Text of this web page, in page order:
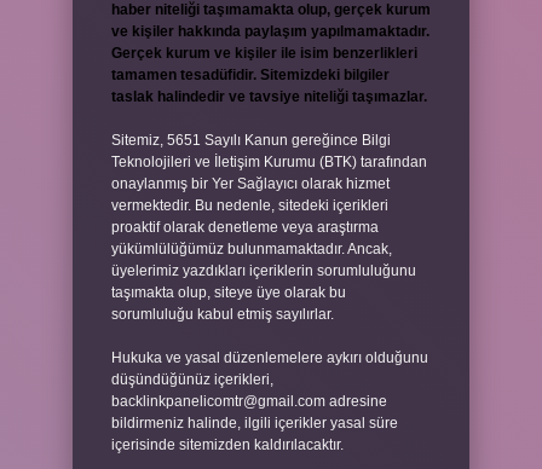
haber niteliği taşımamakta olup, gerçek kurum
ve kişiler hakkında paylaşım yapılmamaktadır.
Gerçek kurum ve kişiler ile isim benzerlikleri
tamamen tesadüfidir. Sitemizdeki bilgiler
taslak halindedir ve tavsiye niteliği taşımazlar.
Sitemiz, 5651 Sayılı Kanun gereğince Bilgi
Teknolojileri ve İletişim Kurumu (BTK) tarafından
onaylanmış bir Yer Sağlayıcı olarak hizmet
vermektedir. Bu nedenle, sitedeki içerikleri
proaktif olarak denetleme veya araştırma
yükümlülüğümüz bulunmamaktadır. Ancak,
üyelerimiz yazdıkları içeriklerin sorumluluğunu
taşımakta olup, siteye üye olarak bu
sorumluluğu kabul etmiş sayılırlar.
Hukuka ve yasal düzenlemelere aykırı olduğunu
düşündüğünüz içerikleri,
backlinkpanelicomtr@gmail.com adresine
bildirmeniz halinde, ilgili içerikler yasal süre
içerisinde sitemizden kaldırılacaktır.